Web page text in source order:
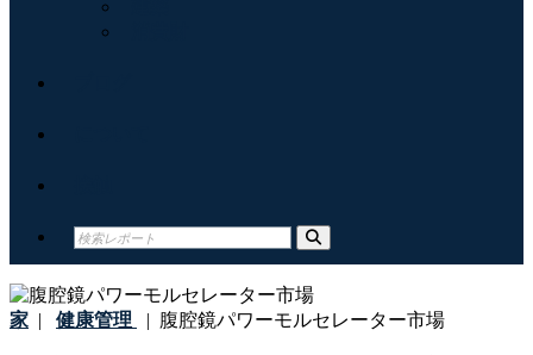
家 | 健康管理 | 腹腔鏡パワーモルセレーター市場